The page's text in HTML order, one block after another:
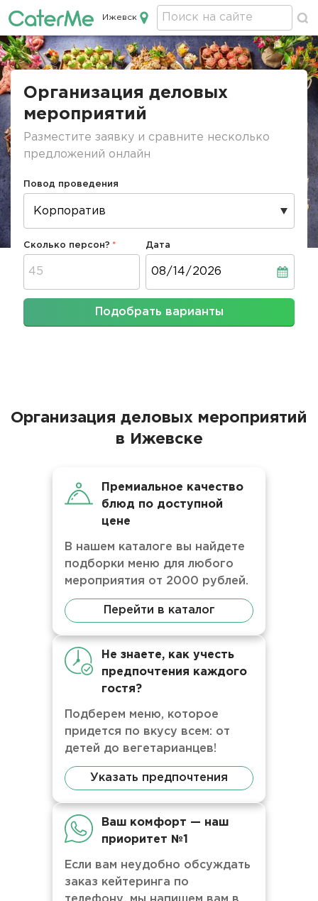
Кейтеринг в Ижевске
Ижевск
Строка
Организация деловых
мероприятий
Разместите заявку и сравните несколько
предложений онлайн
Повод проведения
Сколько персон? Дата
Подобрать варианты
Организация деловых мероприятий
в Ижевске
Премиальное качество
блюд по доступной
цене
В нашем каталоге вы найдете
подборки меню для любого
мероприятия от 2000 рублей.
Перейти в каталог
Не знаете, как учесть
предпочтения каждого
гостя?
Подберем меню, которое
придется по вкусу всем: от
детей до вегетарианцев!
Указать предпочтения
Ваш комфорт — наш
приоритет №1
Если вам неудобно обсуждать
заказ кейтеринга по